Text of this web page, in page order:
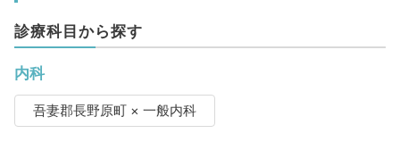
診療科目から探す
内科
吾妻郡長野原町 × 一般内科